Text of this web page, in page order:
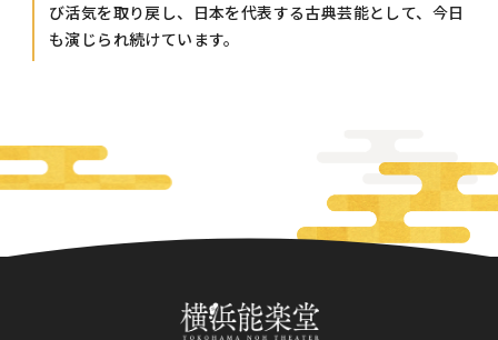
び活気を取り戻し、日本を代表する古典芸能として、今日
も演じられ続けています。